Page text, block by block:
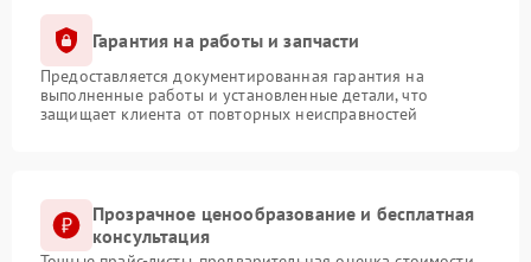
Гарантия на работы и запчасти
Предоставляется документированная гарантия на
выполненные работы и установленные детали, что
защищает клиента от повторных неисправностей
Прозрачное ценообразование и бесплатная
консультация